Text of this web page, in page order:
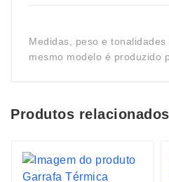
Medidas, peso e
mesmo modelo é produzido
Produtos relacionados